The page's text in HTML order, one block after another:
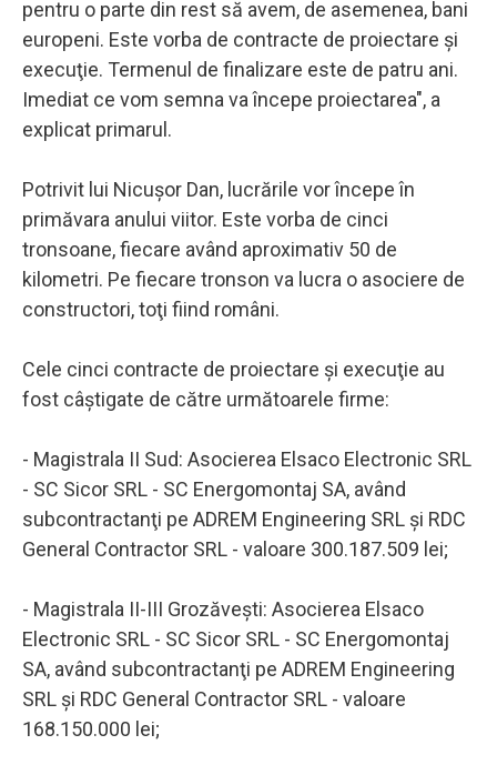
pentru o parte din rest să avem, de asemenea, bani
europeni. Este vorba de contracte de proiectare şi
execuţie. Termenul de finalizare este de patru ani.
Imediat ce vom semna va începe proiectarea", a
explicat primarul.
Potrivit lui Nicuşor Dan, lucrările vor începe în
primăvara anului viitor. Este vorba de cinci
tronsoane, fiecare având aproximativ 50 de
kilometri. Pe fiecare tronson va lucra o asociere de
constructori, toţi fiind români.
Cele cinci contracte de proiectare şi execuţie au
fost câştigate de către următoarele firme:
- Magistrala II Sud: Asocierea Elsaco Electronic SRL
- SC Sicor SRL - SC Energomontaj SA, având
subcontractanţi pe ADREM Engineering SRL şi RDC
General Contractor SRL - valoare 300.187.509 lei;
- Magistrala II-III Grozăveşti: Asocierea Elsaco
Electronic SRL - SC Sicor SRL - SC Energomontaj
SA, având subcontractanţi pe ADREM Engineering
SRL şi RDC General Contractor SRL - valoare
168.150.000 lei;